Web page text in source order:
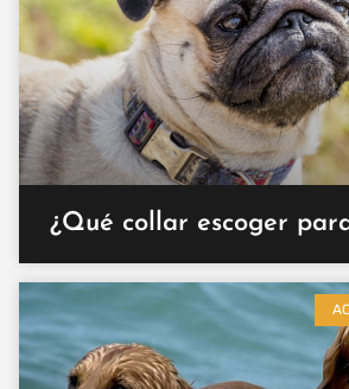
¿Qué collar escoger